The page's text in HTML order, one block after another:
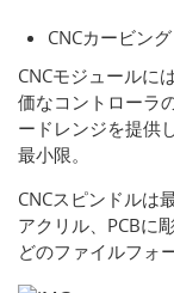
CNCカービング
CNCモジュールに
価なコントローラ
ードレンジを提供
最小限。
CNCスピンドルは
アクリル、PCBに
どのファイルフォ